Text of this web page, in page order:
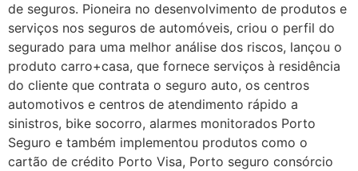
de seguros. Pioneira no desenvolvimento de produtos e
serviços nos seguros de automóveis, criou o perfil do
segurado para uma melhor análise dos riscos, lançou o
produto carro+casa, que fornece serviços à residência
do cliente que contrata o seguro auto, os centros
automotivos e centros de atendimento rápido a
sinistros, bike socorro, alarmes monitorados Porto
Seguro e também implementou produtos como o
cartão de crédito Porto Visa, Porto seguro consórcio